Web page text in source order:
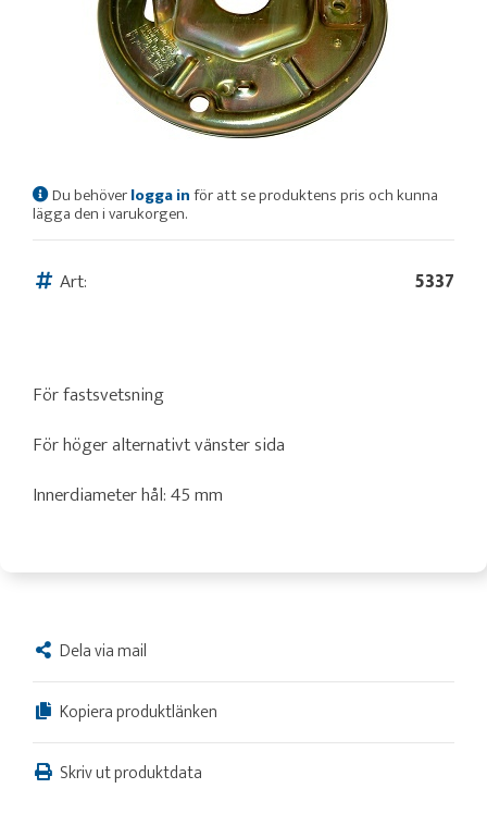
Du behöverlogga inför att se produktens pris och kunna
lägga den i varukorgen.
Art: 5337
För fastsvetsning
För höger alternativt vänster sida
Innerdiameter hål: 45 mm
Dela via mail
Kopiera produktlänken
Skriv ut produktdata